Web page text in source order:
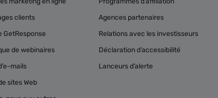
clients
GetResponse
de webinaires
mails
sites Web
Agences partenaires
Relations avec les investisseurs
Déclaration d’accessibilité
Lanceurs d’alerte